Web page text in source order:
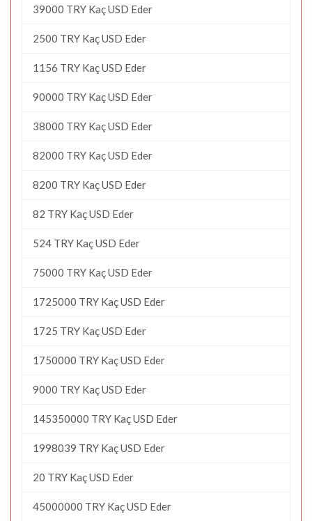
39000 TRY Kaç USD Eder
2500 TRY Kaç USD Eder
1156 TRY Kaç USD Eder
90000 TRY Kaç USD Eder
38000 TRY Kaç USD Eder
82000 TRY Kaç USD Eder
8200 TRY Kaç USD Eder
82 TRY Kaç USD Eder
524 TRY Kaç USD Eder
75000 TRY Kaç USD Eder
1725000 TRY Kaç USD Eder
1725 TRY Kaç USD Eder
1750000 TRY Kaç USD Eder
9000 TRY Kaç USD Eder
145350000 TRY Kaç USD Eder
1998039 TRY Kaç USD Eder
20 TRY Kaç USD Eder
45000000 TRY Kaç USD Eder